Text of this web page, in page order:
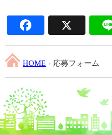
Facebook
HOME › 応募フォーム